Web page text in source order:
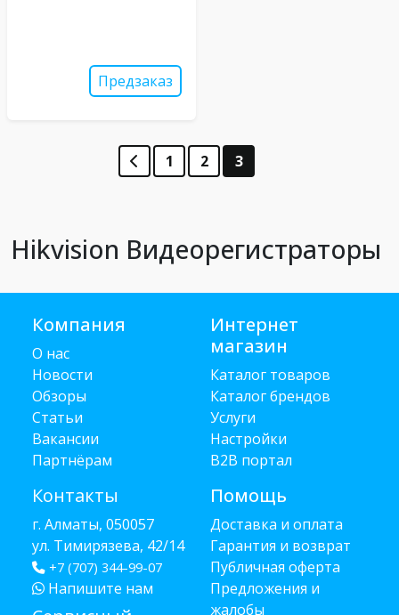
Предзаказ
1 2 3
Hikvision Видеорегистраторы
Компания
О нас
Новости
Обзоры
Статьи
Вакансии
Партнёрам
Контакты
г. Алматы, 050057
ул. Тимирязева, 42/14
+7 (707) 344-99-07
Напишите нам
Интернет
магазин
Каталог товаров
Каталог брендов
Услуги
Настройки
B2B портал
Помощь
Доставка и оплата
Гарантия и возврат
Публичная оферта
Предложения и
жалобы